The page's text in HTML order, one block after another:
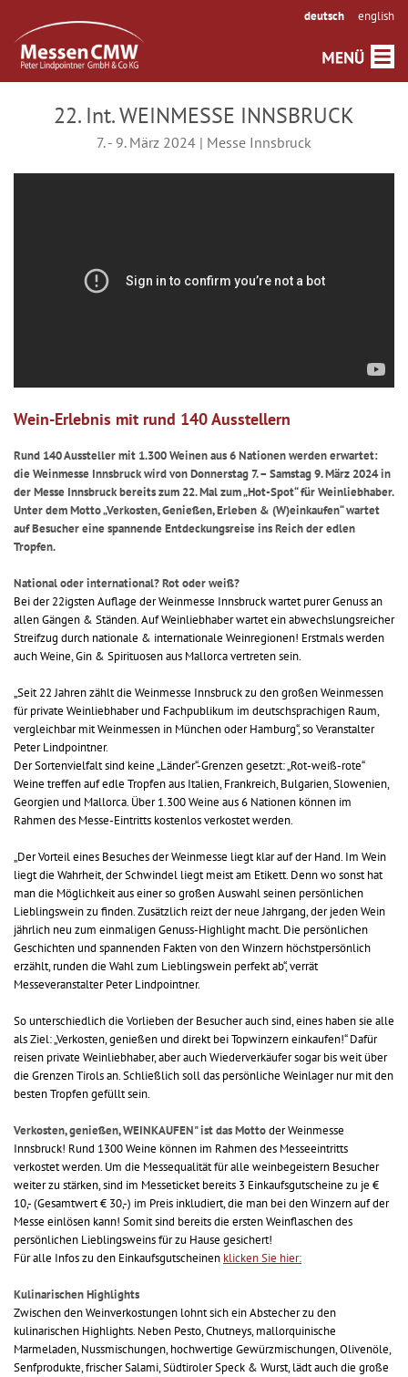
deutsch english
22. Int. WEINMESSE INNSBRUCK
7. - 9. März 2024 | Messe Innsbruck
Wein-Erlebnis mit rund 140 Ausstellern
Rund 140 Aussteller mit 1.300 Weinen aus 6 Nationen werden erwartet:
die Weinmesse Innsbruck wird von Donnerstag 7. – Samstag 9. März 2024 in
der Messe Innsbruck bereits zum 22. Mal zum „Hot-Spot“ für Weinliebhaber.
Unter dem Motto „Verkosten, Genießen, Erleben & (W)einkaufen“ wartet
auf Besucher eine spannende Entdeckungsreise ins Reich der edlen
Tropfen.
National oder international? Rot oder weiß?
Bei der 22igsten Auflage der Weinmesse Innsbruck wartet purer Genuss an
allen Gängen & Ständen. Auf Weinliebhaber wartet ein abwechslungsreicher
Streifzug durch nationale & internationale Weinregionen! Erstmals werden
auch Weine, Gin & Spirituosen aus Mallorca vertreten sein.
„Seit 22 Jahren zählt die Weinmesse Innsbruck zu den großen Weinmessen
für private Weinliebhaber und Fachpublikum im deutschsprachigen Raum,
vergleichbar mit Weinmessen in München oder Hamburg“, so Veranstalter
Peter Lindpointner.
Der Sortenvielfalt sind keine „Länder“-Grenzen gesetzt: „Rot-weiß-rote“
Weine treffen auf edle Tropfen aus Italien, Frankreich, Bulgarien, Slowenien,
Georgien und Mallorca. Über 1.300 Weine aus 6 Nationen können im
Rahmen des Messe-Eintritts kostenlos verkostet werden.
„Der Vorteil eines Besuches der Weinmesse liegt klar auf der Hand. Im Wein
liegt die Wahrheit, der Schwindel liegt meist am Etikett. Denn wo sonst hat
man die Möglichkeit aus einer so großen Auswahl seinen persönlichen
Lieblingswein zu finden. Zusätzlich reizt der neue Jahrgang, der jeden Wein
jährlich neu zum einmaligen Genuss-Highlight macht. Die persönlichen
Geschichten und spannenden Fakten von den Winzern höchstpersönlich
erzählt, runden die Wahl zum Lieblingswein perfekt ab“, verrät
Messeveranstalter Peter Lindpointner.
So unterschiedlich die Vorlieben der Besucher auch sind, eines haben sie alle
als Ziel: „Verkosten, genießen und direkt bei Topwinzern einkaufen!“ Dafür
reisen private Weinliebhaber, aber auch Wiederverkäufer sogar bis weit über
die Grenzen Tirols an. Schließlich soll das persönliche Weinlager nur mit den
besten Tropfen gefüllt sein.
Verkosten, genießen, WEINKAUFEN" ist das Mottoder Weinmesse
Innsbruck! Rund 1300 Weine können im Rahmen des Messeeintritts
verkostet werden. Um die Messequalität für alle weinbegeistern Besucher
weiter zu stärken, sind im Messeticket bereits 3 Einkaufsgutscheine zu je €
10,- (Gesamtwert € 30,-) im Preis inkludiert, die man bei den Winzern auf der
Messe einlösen kann! Somit sind bereits die ersten Weinflaschen des
persönlichen Lieblingsweins für zu Hause gesichert!
Für alle Infos zu den Einkaufsgutscheinen klicken Sie hier:
Kulinarischen Highlights
Zwischen den Weinverkostungen lohnt sich ein Abstecher zu den
kulinarischen Highlights. Neben Pesto, Chutneys, mallorquinische
Marmeladen, Nussmischungen, hochwertige Gewürzmischungen, Olivenöle,
Senfprodukte, frischer Salami, Südtiroler Speck & Wurst, lädt auch die große